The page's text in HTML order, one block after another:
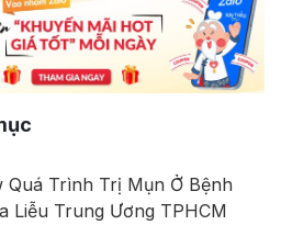
Quá Trình Trị Mụn Ở Bệnh
Liễu Trung Ương TPHCM